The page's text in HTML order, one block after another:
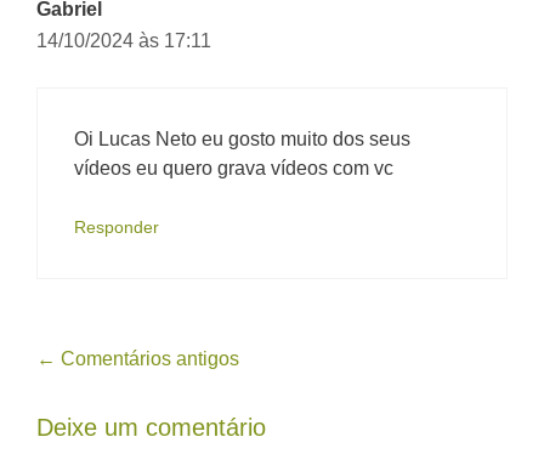
Gabriel
14/10/2024 às 17:11
Oi Lucas Neto eu gosto muito dos seus
vídeos eu quero grava vídeos com vc
Responder
Navegação
comentário
← Comentários antigos
Deixe um comentário